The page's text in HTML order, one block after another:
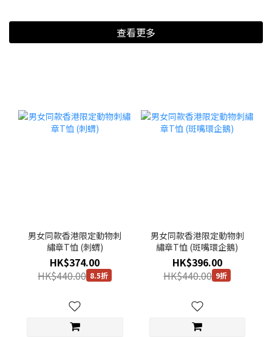
查看更多
男女同款香港限定動物刺
繡章T恤 (刺蝟)
HK$374.00
HK$440.00 8.5折
男女同款香港限定動物刺
繡章T恤 (斑嘴環企鵝)
HK$396.00
HK$440.00 9折